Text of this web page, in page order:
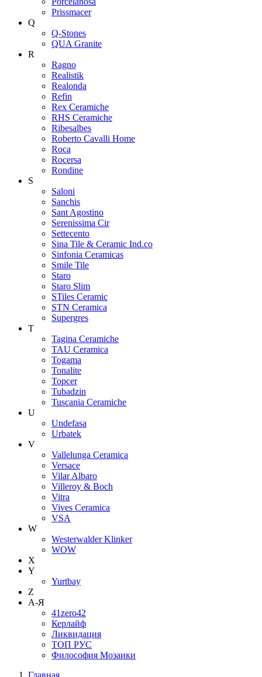
Prissmacer
Q
Q-Stones
QUA Granite
R
Ragno
Realistik
Realonda
Refin
Rex Ceramiche
RHS Ceramiche
Ribesalbes
Roberto Cavalli Home
Roca
Rocersa
Rondine
S
Saloni
Sanchis
Sant Agostino
Serenissima Cir
Settecento
Sina Tile & Ceramic Ind.co
Sinfonia Ceramicas
Smile Tile
Staro
Staro Slim
STiles Ceramic
STN Ceramica
Supergres
T
Tagina Ceramiche
TAU Ceramica
Togama
Tonalite
Topcer
Tubadzin
Tuscania Ceramiche
U
Undefasa
Urbatek
V
Vallelunga Ceramica
Versace
Vilar Albaro
Villeroy & Boch
Vitra
Vives Ceramica
VSA
W
Westerwalder Klinker
WOW
X
Y
Yurtbay
Z
А-Я
41zero42
Керлайф
Ликвидация
ТОП РУС
Философия Мозаики
Главная